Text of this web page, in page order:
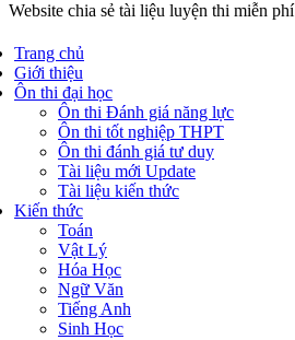
Website chia sẻ tài liệu luyện thi miễn phí
Trang chủ
Giới thiệu
Ôn thi đại học
Ôn thi Đánh giá năng lực
Ôn thi tốt nghiệp THPT
Ôn thi đánh giá tư duy
Tài liệu mới Update
Tài liệu kiến thức
Kiến thức
Toán
Vật Lý
Hóa Học
Ngữ Văn
Tiếng Anh
Sinh Học